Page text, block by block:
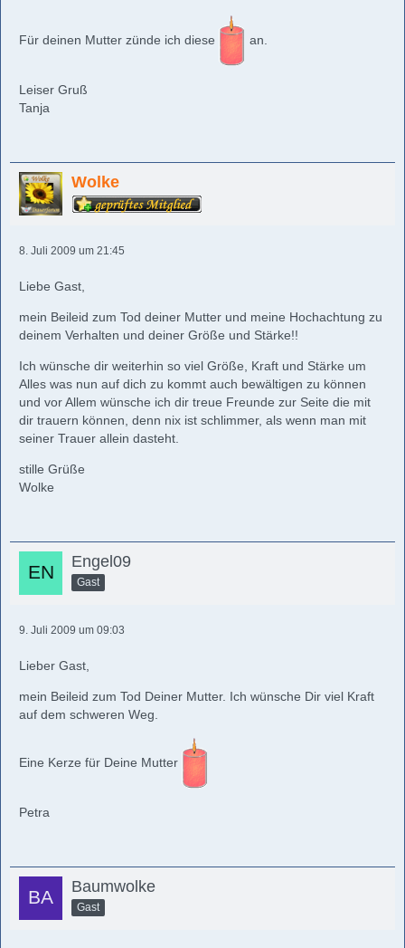
Für deinen Mutter zünde ich diese an.
Leiser Gruß
Tanja
Wolke
8. Juli 2009 um 21:45
Liebe Gast,
mein Beileid zum Tod deiner Mutter und meine Hochachtung zu
deinem Verhalten und deiner Größe und Stärke!!
Ich wünsche dir weiterhin so viel Größe, Kraft und Stärke um
Alles was nun auf dich zu kommt auch bewältigen zu können
und vor Allem wünsche ich dir treue Freunde zur Seite die mit
dir trauern können, denn nix ist schlimmer, als wenn man mit
seiner Trauer allein dasteht.
stille Grüße
Wolke
Engel09
Gast
9. Juli 2009 um 09:03
Lieber Gast,
mein Beileid zum Tod Deiner Mutter. Ich wünsche Dir viel Kraft
auf dem schweren Weg.
Eine Kerze für Deine Mutter
Petra
Baumwolke
Gast